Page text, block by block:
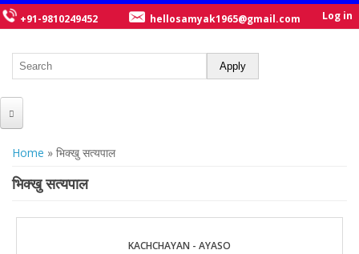
+91-9810249452 hellosamyak1965@gmail.com Log in
ABOUT US
You are here
Home » भिक्खु सत्यपाल
भिक्खु सत्यपाल
KACHCHAYAN - AYASO